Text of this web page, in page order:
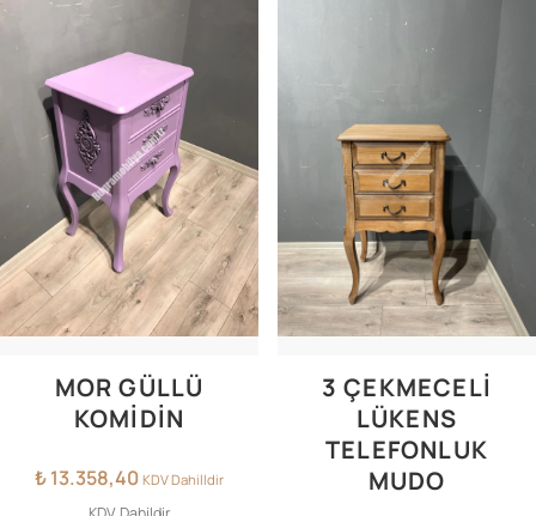
MOR GÜLLÜ
KOMİDİN
₺13.358,40 KDV Dahilldir
3 ÇEKMECELİ
LÜKENS
TELEFONLUK
MUDO